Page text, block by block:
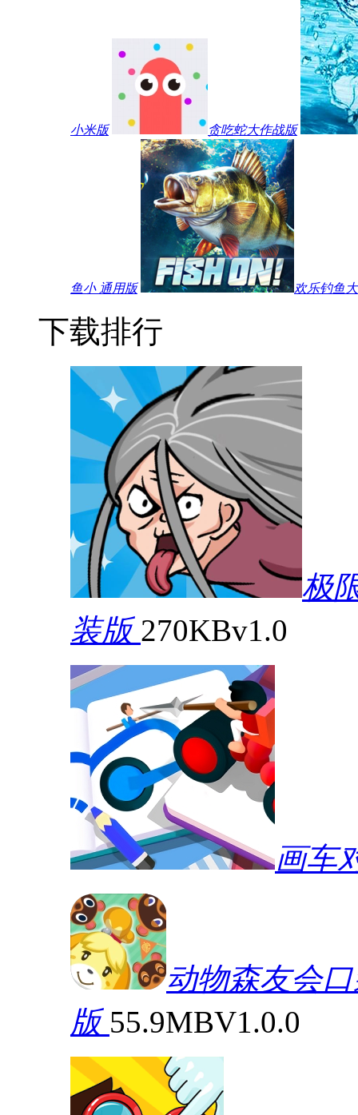
小米版 贪吃蛇大作战版
鱼小 通用版 欢乐钓鱼
下载排行
极
装版 270KBv1.0
画车
动物森友会
版 55.9MBV1.0.0